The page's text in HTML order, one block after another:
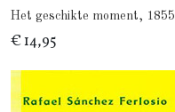
Het geschikte moment, 1855
€ 14,95